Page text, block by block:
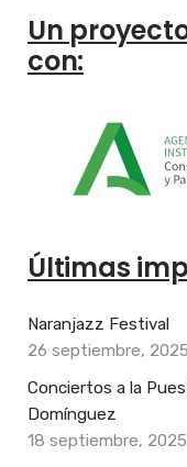
Un
con:
Últimas
Naranjazz Festival
26 septiembre, 2025
Conciertos a la
Domínguez
18 septiembre, 2025